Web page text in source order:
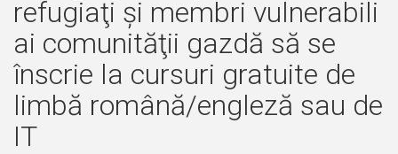
refugiaţi şi membri vulnerabili
ai comunităţii gazdă să se
înscrie la cursuri gratuite de
limbă română/engleză sau de
IT